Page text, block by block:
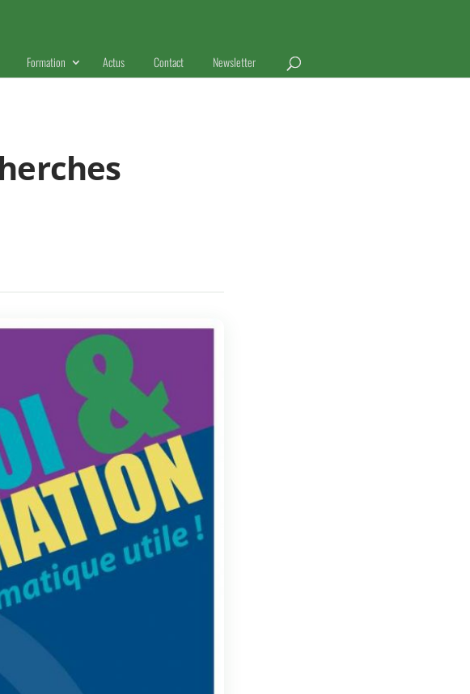
Formation Actus Contact Newsletter